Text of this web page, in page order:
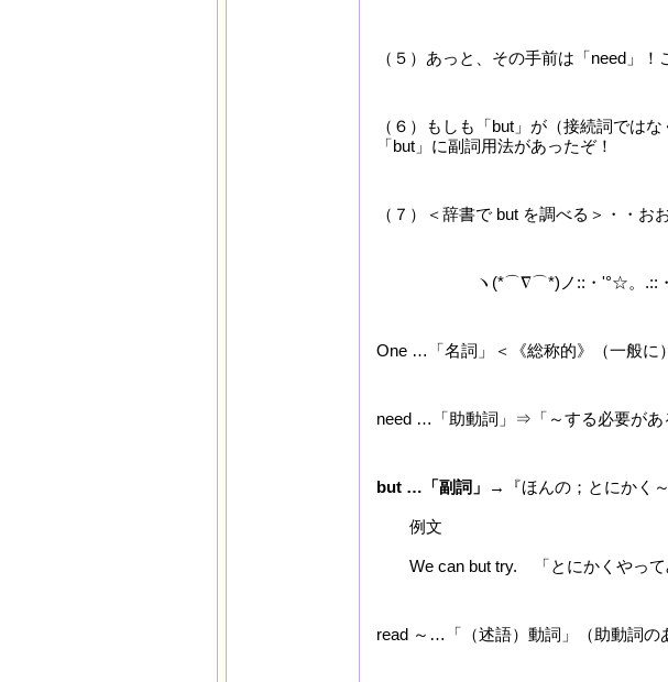
（５）あっと、その手前は「need」
（６）もしも「but」が（接続詞では
「but」に副詞用法があったぞ！
（７）＜辞書で but を調べる＞・・お
ヽ(*⌒∇⌒*)ノ::・'°☆。.::・'°★
One …「名詞」＜《総称的》（一般に
need …「助動詞」⇒「～する必要があ
but …「副詞」 →『ほんの；とにかく
例文
We can but try. 「とにかくやって
read ～…「（述語）動詞」（助動詞の